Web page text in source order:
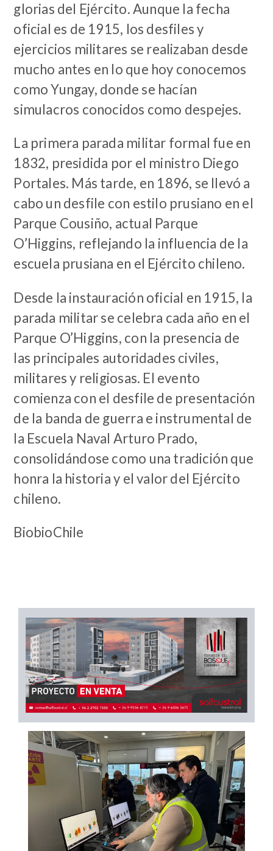
glorias del Ejército. Aunque la fecha
oficial es de 1915, los desfiles y
ejercicios militares se realizaban desde
mucho antes en lo que hoy conocemos
como Yungay, donde se hacían
simulacros conocidos como despejes.
La primera parada militar formal fue en
1832, presidida por el ministro Diego
Portales. Más tarde, en 1896, se llevó a
cabo un desfile con estilo prusiano en el
Parque Cousiño, actual Parque
O’Higgins, reflejando la influencia de la
escuela prusiana en el Ejército chileno.
Desde la instauración oficial en 1915, la
parada militar se celebra cada año en el
Parque O’Higgins, con la presencia de
las principales autoridades civiles,
militares y religiosas. El evento
comienza con el desfile de presentación
de la banda de guerra e instrumental de
la Escuela Naval Arturo Prado,
consolidándose como una tradición que
honra la historia y el valor del Ejército
chileno.
BiobioChile